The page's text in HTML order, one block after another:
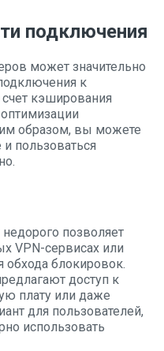
подключения
может значительно
к
счет кэширования
образом, вы можете
пользоваться
позволяет
VPN-сервисах или
обхода блокировок.
доступ к
плату или даже
для пользователей,
использовать